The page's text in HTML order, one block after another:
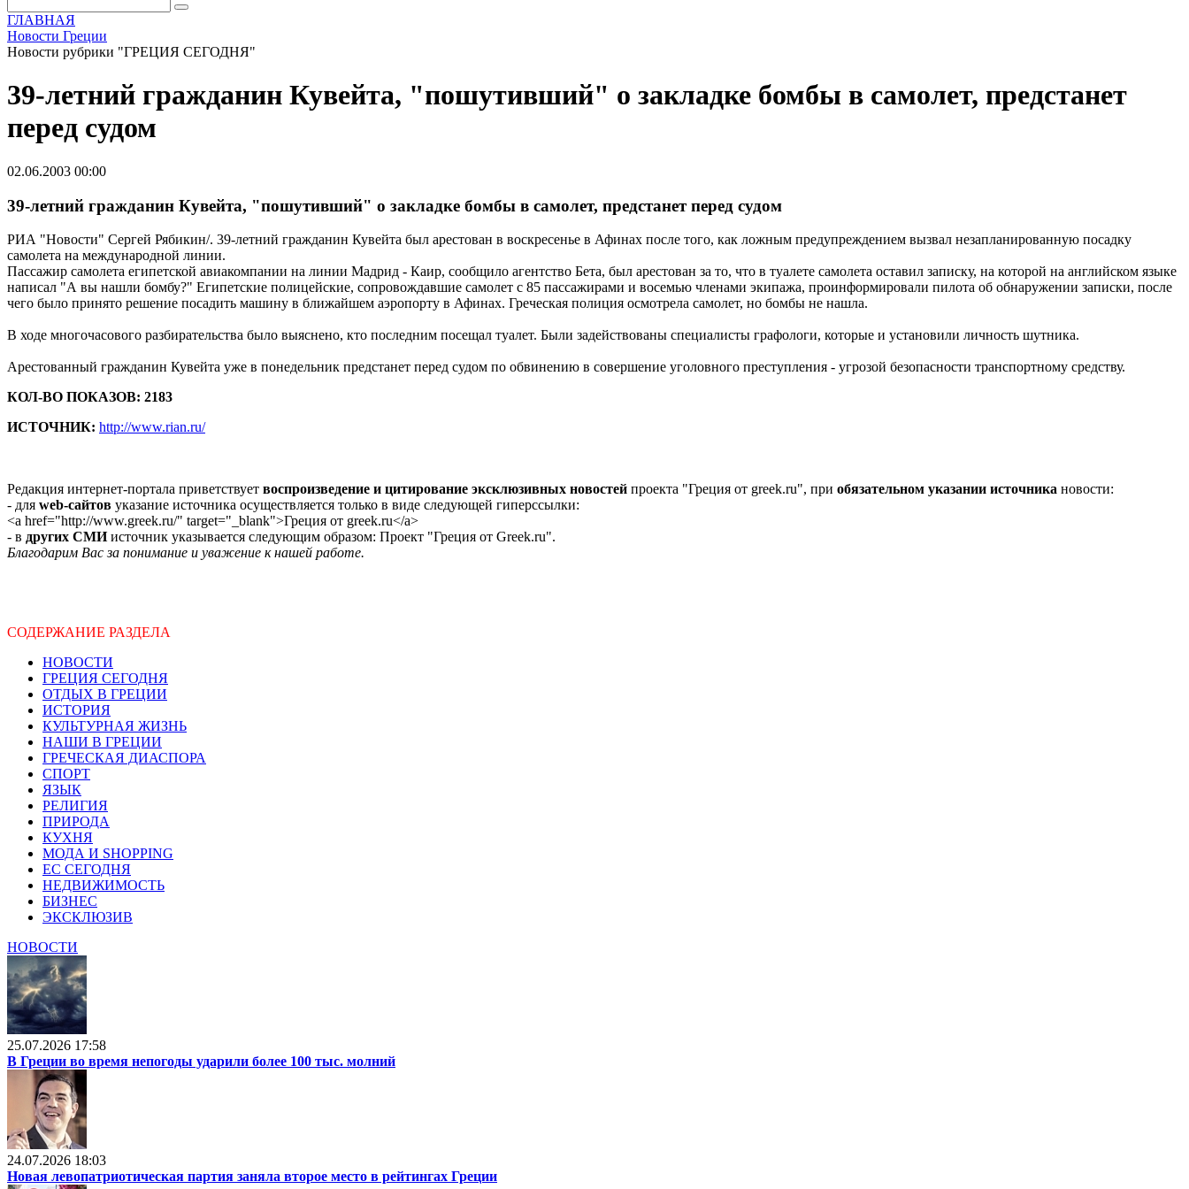
ГЛАВНАЯ
Новости Греции
Новости рубрики "ГРЕЦИЯ СЕГОДНЯ"
39-летний гражданин Кувейта, "пошутивший" о закладке бомбы в самолет, предстанет
перед судом
02.06.2003 00:00
39-летний гражданин Кувейта, "пошутивший" о закладке бомбы в самолет, предстанет перед судом
РИА "Новости" Сергей Рябикин/. 39-летний гражданин Кувейта был арестован в воскресенье в Афинах после того, как ложным предупреждением вызвал незапланированную посадку
самолета на международной линии.
Пассажир самолета египетской авиакомпании на линии Мадрид - Каир, сообщило агентство Бета, был арестован за то, что в туалете самолета оставил записку, на которой на английском языке
написал "А вы нашли бомбу?" Египетские полицейские, сопровождавшие самолет с 85 пассажирами и восемью членами экипажа, проинформировали пилота об обнаружении записки, после
чего было принято решение посадить машину в ближайшем аэропорту в Афинах. Греческая полиция осмотрела самолет, но бомбы не нашла.
В ходе многочасового разбирательства было выяснено, кто последним посещал туалет. Были задействованы специалисты графологи, которые и установили личность шутника.
Арестованный гражданин Кувейта уже в понедельник предстанет перед судом по обвинению в совершение уголовного преступления - угрозой безопасности транспортному средству.
КОЛ-ВО ПОКАЗОВ: 2183
ИСТОЧНИК: http://www.rian.ru/
Редакция интернет-портала приветствует воспроизведение и цитирование эксклюзивных новостей проекта "Греция от greek.ru", при обязательном указании источника новости:
- для web-сайтов указание источника осуществляется только в виде следующей гиперссылки:
<a href="http://www.greek.ru/" target="_blank">Греция от greek.ru</a>
- в других СМИисточник указывается следующим образом: Проект "Греция от Greek.ru".
Благодарим Вас за понимание и уважение к нашей работе.
СОДЕРЖАНИЕ РАЗДЕЛА
НОВОСТИ
ГРЕЦИЯ СЕГОДНЯ
ОТДЫХ В ГРЕЦИИ
ИСТОРИЯ
КУЛЬТУРНАЯ ЖИЗНЬ
НАШИ В ГРЕЦИИ
ГРЕЧЕСКАЯ ДИАСПОРА
СПОРТ
ЯЗЫК
РЕЛИГИЯ
ПРИРОДА
КУХНЯ
МОДА И SHOPPING
ЕС СЕГОДНЯ
НЕДВИЖИМОСТЬ
БИЗНЕС
ЭКСКЛЮЗИВ
НОВОСТИ
25.07.2026 17:58
В Греции во время непогоды ударили более 100 тыс. молний
24.07.2026 18:03
Новая левопатриотическая партия заняла второе место в рейтингах Греции